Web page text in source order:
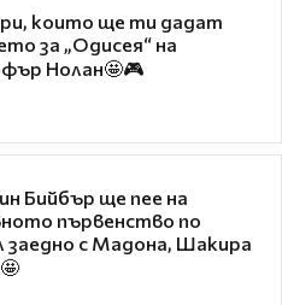
които ще ти дадат
за „Одисея“ на
Нолан🤩🎮
Бийбър ще пее на
първенство по
с Мадона, Шакира